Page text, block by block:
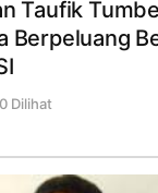
Taufik
Berpeluang
0 Dilihat